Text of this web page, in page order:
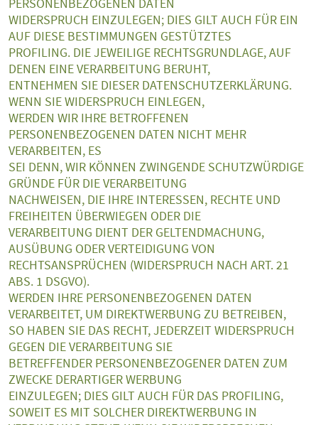
PERSONENBEZOGENEN DATEN
WIDERSPRUCH EINZULEGEN; DIES GILT AUCH FÜR EIN
AUF DIESE BESTIMMUNGEN GESTÜTZTES
PROFILING. DIE JEWEILIGE RECHTSGRUNDLAGE, AUF
DENEN EINE VERARBEITUNG BERUHT,
ENTNEHMEN SIE DIESER DATENSCHUTZERKLÄRUNG.
WENN SIE WIDERSPRUCH EINLEGEN,
WERDEN WIR IHRE BETROFFENEN
PERSONENBEZOGENEN DATEN NICHT MEHR
VERARBEITEN, ES
SEI DENN, WIR KÖNNEN ZWINGENDE SCHUTZWÜRDIGE
GRÜNDE FÜR DIE VERARBEITUNG
NACHWEISEN, DIE IHRE INTERESSEN, RECHTE UND
FREIHEITEN ÜBERWIEGEN ODER DIE
VERARBEITUNG DIENT DER GELTENDMACHUNG,
AUSÜBUNG ODER VERTEIDIGUNG VON
RECHTSANSPRÜCHEN (WIDERSPRUCH NACH ART. 21
ABS. 1 DSGVO).
WERDEN IHRE PERSONENBEZOGENEN DATEN
VERARBEITET, UM DIREKTWERBUNG ZU BETREIBEN,
SO HABEN SIE DAS RECHT, JEDERZEIT WIDERSPRUCH
GEGEN DIE VERARBEITUNG SIE
BETREFFENDER PERSONENBEZOGENER DATEN ZUM
ZWECKE DERARTIGER WERBUNG
EINZULEGEN; DIES GILT AUCH FÜR DAS PROFILING,
SOWEIT ES MIT SOLCHER DIREKTWERBUNG IN